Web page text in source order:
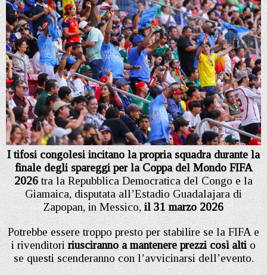
I tifosi congolesi incitano la propria squadra durante la
finale degli spareggi per la Coppa del Mondo FIFA
2026tra la Repubblica Democratica del Congo e la
Giamaica, disputata all’Estadio Guadalajara di
Zapopan, in Messico,il 31 marzo 2026
Potrebbe essere troppo presto per stabilire se la FIFA e
i rivenditoririusciranno a mantenere prezzi così altio
se questi scenderanno con l’avvicinarsi dell’evento.